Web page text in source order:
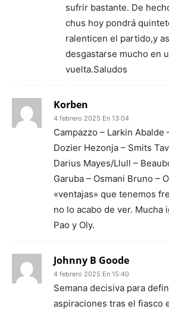
sufrir bastante. De
chus hoy pondrá
ralenticen el partido,y
desgastarse mucho en
vuelta.Saludos
Korben
4 febrero 2025 En 13:04
Campazzo – Larkin Abalde
Dozier Hezonja – Smits
Darius Mayes/Llull –
Garuba – Osmani Bruno –
«ventajas» que tenemos
no lo acabo de ver. Mucha
Pao y Oly.
Johnny B Goode
4 febrero 2025 En 15:40
Semana decisiva para
aspiraciones tras el fiasco